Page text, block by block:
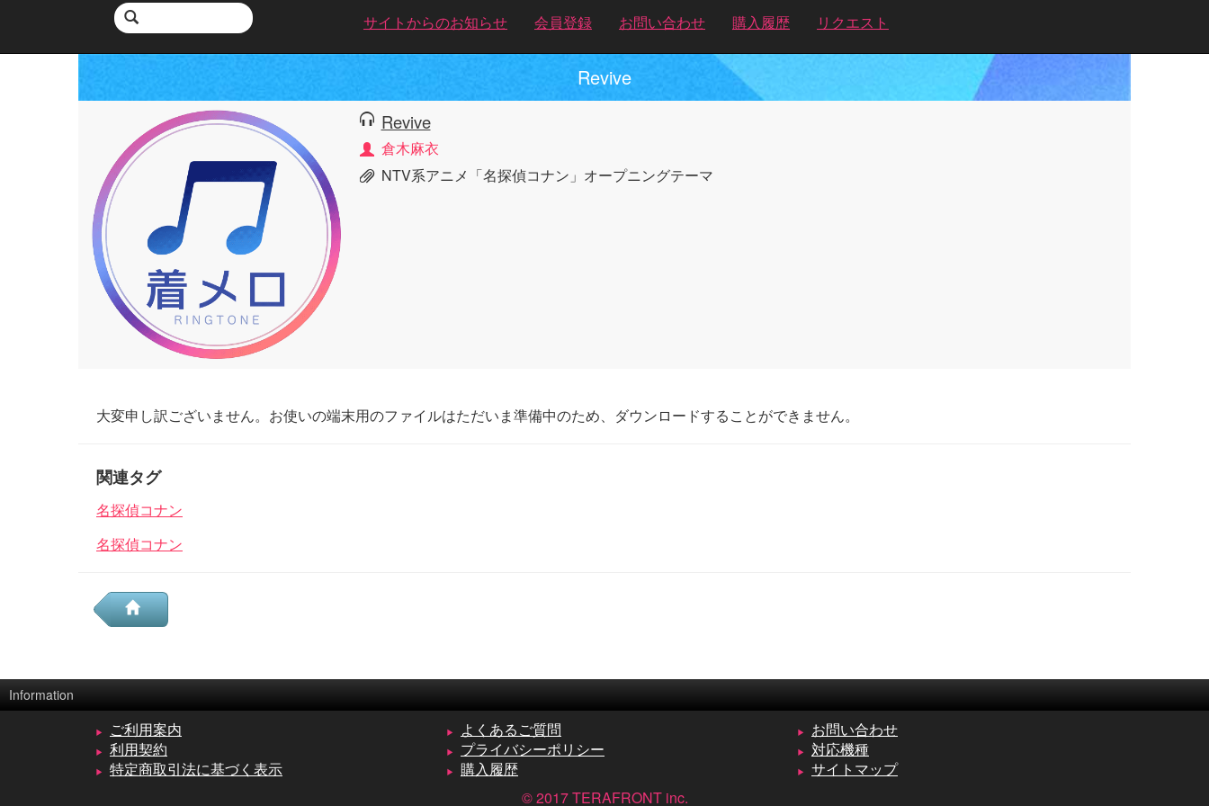
サイトからのお知らせ 会員登録 お問い合わせ 購入履歴 リクエスト
Revive
Revive
倉木麻衣
NTV系アニメ「名探偵コナン」オープニングテーマ
大変申し訳ございません。お使いの端末用のファイルはただいま準備中のため、ダウンロードすることができません。
関連タグ
名探偵コナン
名探偵コナン
Information
ご利用案内 よくあるご質問
お問い合わせ
利用契約
プライバシーポリシー
対応機種
特定商取引法に基づく表示
購入履歴
サイトマップ
© 2017 TERAFRONT inc.